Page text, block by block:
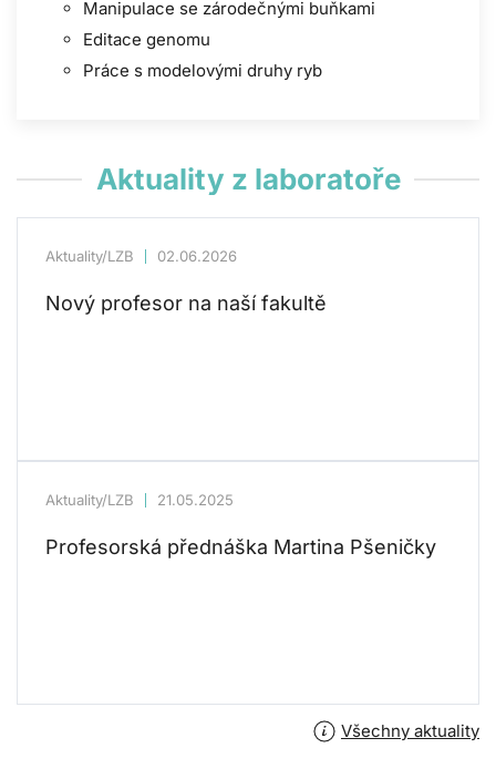
Manipulace se zárodečnými buňkami
Editace genomu
Práce s modelovými druhy ryb
Aktuality z laboratoře
Aktuality/LZB 02.06.2026
Nový profesor na naší fakultě
Aktuality/LZB 21.05.2025
Profesorská přednáška Martina Pšeničky
Všechny aktuality